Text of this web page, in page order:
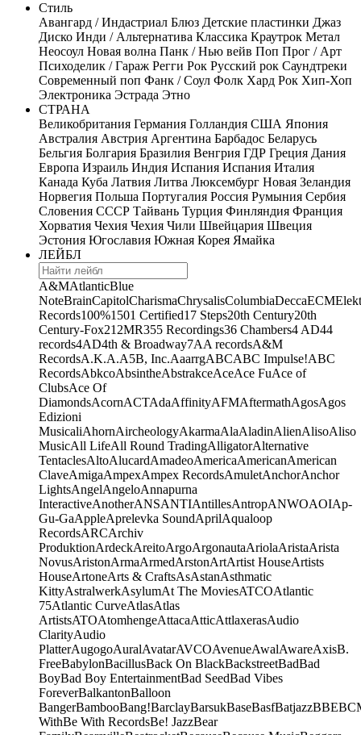
Стиль
Авангард / Индастриал Блюз Детские пластинки Джаз
Диско Инди / Альтернатива Классика Краутрок Метал
Неосоул Новая волна Панк / Нью вейв Поп Прог / Арт
Психоделик / Гараж Регги Рок Русский рок Саундтреки
Современный поп Фанк / Соул Фолк Хард Рок Хип-Хоп
Электроника Эстрада Этно
СТРАНА
Великобритания Германия Голландия США Япония
Австралия Австрия Аргентина Барбадос Беларусь
Бельгия Болгария Бразилия Венгрия ГДР Греция Дания
Европа Израиль Индия Испания Испания Италия
Канада Куба Латвия Литва Люксембург Новая Зеландия
Норвегия Польша Португалия Россия Румыния Сербия
Словения СССР Тайвань Турция Финляндия Франция
Хорватия Чехия Чехия Чили Швейцария Швеция
Эстония Югославия Южная Корея Ямайка
ЛЕЙБЛ
A&MAtlanticBlue
NoteBrainCapitolCharismaChrysalisColumbiaDeccaECM
Records100%1501 Certified17 Steps20th Century20th
Century-Fox21 2MR355 Recordings36 Chambers4 AD44
records4AD4th & Broadway7AA recordsA&M
RecordsA.K.A.A5B, Inc.AaarrgABCABC Impulse!ABC
RecordsAbkcoAbsintheAbstrakceAceAce FuAce of
ClubsAce Of
DiamondsAcornACTAdaAffinityAFMAftermathAgosAgos
Edizioni
MusicaliAhornAircheologyAkarmaAlaAladinAlienAlisoAliso
MusicAll LifeAll Round TradingAlligatorAlternative
TentaclesAltoAlucardAmadeoAmericaAmericanAmerican
ClaveAmigaAmpexAmpex RecordsAmuletAnchorAnchor
LightsAngelAngeloAnnapurna
InteractiveAnotherANSANTIAntillesAntropANWOAOIAp-
Gu-GaAppleAprelevka SoundAprilAqualoop
RecordsARCArchiv
ProduktionArdeckAreitoArgoArgonautaAriolaAristaArista
NovusAristonArmaArmedArstonArtArtist HouseArtists
HouseArtoneArts & CraftsAsAstanAsthmatic
KittyAstralwerkAsylumAt The MoviesATCOAtlantic
75Atlantic CurveAtlasAtlas
ArtistsATOAtomhengeAttacaAtticAttlaxerasAudio
ClarityAudio
PlatterAugogoAuralAvatarAVCOAvenueAwalAwareAxisB.
FreeBabylonBacillusBack On BlackBackstreetBadBad
BoyBad Boy EntertainmentBad SeedBad Vibes
ForeverBalkantonBalloon
BangerBambooBang!BarclayBarsukBaseBasfBatjazzBBE
WithBe With RecordsBe! JazzBear